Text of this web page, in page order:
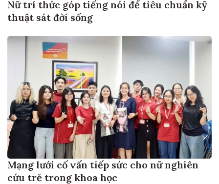
Nữ trí thức góp tiếng nói để tiêu chuẩn kỹ
thuật sát đời sống
Mạng lưới cố vấn tiếp sức cho nữ nghiên
cứu trẻ trong khoa học